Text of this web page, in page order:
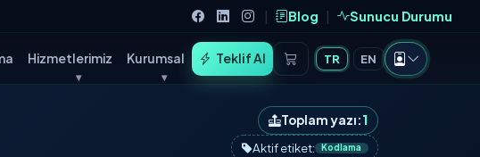
| Blog | Sunucu Durumu
Hizmetlerimiz Kurumsal Teklif Al TR EN
Toplam yazı:1
Aktif etiket: Kodlama